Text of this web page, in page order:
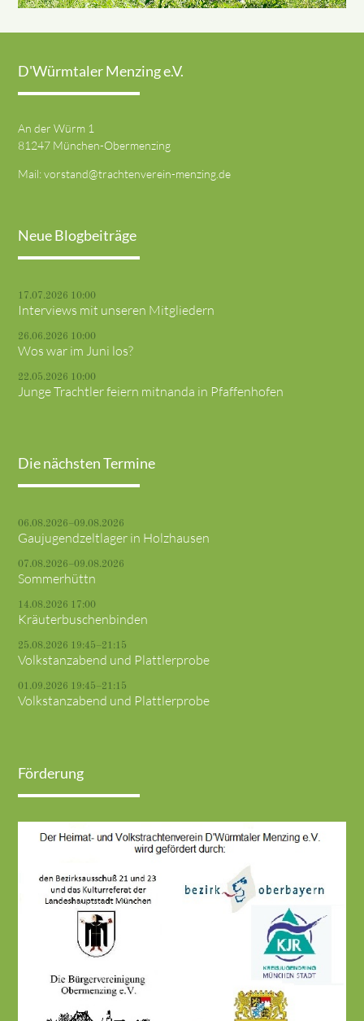
D'Würmtaler Menzing e.V.
An der Würm 1
81247 München-Obermenzing
Mail:vorstand@trachtenverein-menzing.de
Neue Blogbeiträge
17.07.2026 10:00
Interviews mit unseren Mitgliedern
26.06.2026 10:00
Wos war im Juni los?
22.05.2026 10:00
Junge Trachtler feiern mitnanda in Pfaffenhofen
Die nächsten Termine
06.08.2026–09.08.2026
Gaujugendzeltlager in Holzhausen
07.08.2026–09.08.2026
Sommerhüttn
14.08.2026 17:00
Kräuterbuschenbinden
25.08.2026 19:45–21:15
Volkstanzabend und Plattlerprobe
01.09.2026 19:45–21:15
Volkstanzabend und Plattlerprobe
Förderung